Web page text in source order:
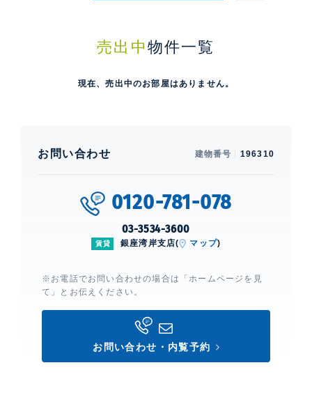
売出中 物件一覧
現在、売出中のお部屋はありません。
お問い合わせ 建物番号 196310
0120-781-078
03-3534-3600
賃貸 銀座湾岸支店( マップ)
※お電話でお問い合わせの場合は「ホームページを見
て」とお伝えください。
お問い合わせ・内覧予約